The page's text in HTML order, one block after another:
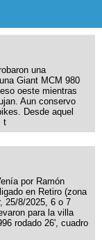
una
Giant MCM 980
oeste mientras
Aun conservo
Desde aquel
t
por Ramón
en Retiro (zona
25/8/2025, 6 o 7
para la villa
rodado 26', cuadro